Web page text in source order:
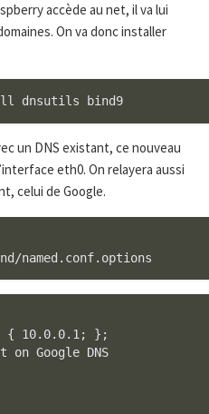
accède au net, il va lui
On va donc installer
un DNS existant, ce nouveau
eth0. On relayera aussi
celui de Google.
{ 10.0.0.1; };
on Google DNS